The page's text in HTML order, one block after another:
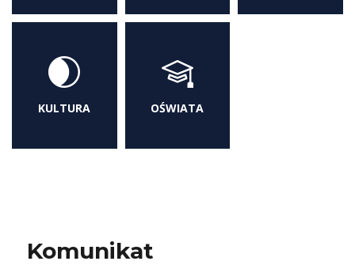
KULTURA OŚWIATA
Komunikat